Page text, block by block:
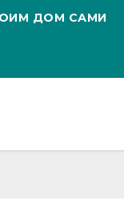
ДОМ САМИ